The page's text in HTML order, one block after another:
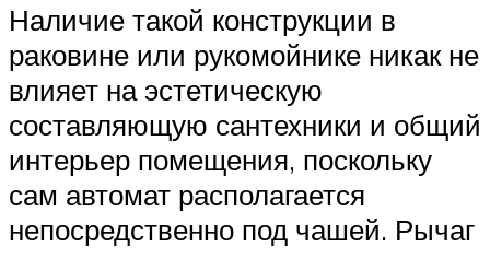
Наличие такой конструкции в
раковине или рукомойнике никак не
влияет на эстетическую
составляющую сантехники и общий
интерьер помещения, поскольку
сам автомат располагается
непосредственно под чашей. Рычаг